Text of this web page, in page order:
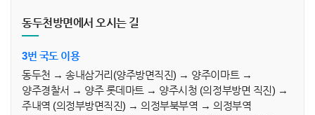
동두천방면에서 오시는 길
3번 국도 이용
동두천 → 송내삼거리(양주방면직진) → 양주이마트 →
양주경찰서 → 양주 롯데마트 → 양주시청 (의정부방면 직진) →
주내역 (의정부방면직진) → 의정부북부역 → 의정부역